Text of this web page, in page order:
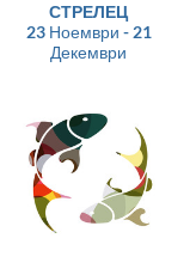
СТРЕЛЕЦ
23 Ноември - 21
Декември